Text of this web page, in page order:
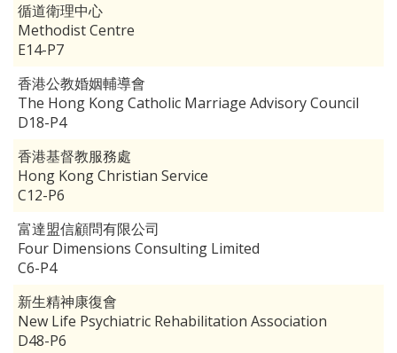
循道衛理中心
Methodist Centre
E14-P7
香港公教婚姻輔導會
The Hong Kong Catholic Marriage Advisory Council
D18-P4
香港基督教服務處
Hong Kong Christian Service
C12-P6
富達盟信顧問有限公司
Four Dimensions Consulting Limited
C6-P4
新生精神康復會
New Life Psychiatric Rehabilitation Association
D48-P6